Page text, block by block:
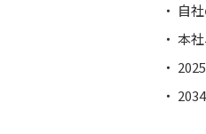
自
本